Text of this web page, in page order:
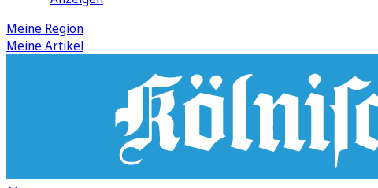
Meine Region
Meine Artikel